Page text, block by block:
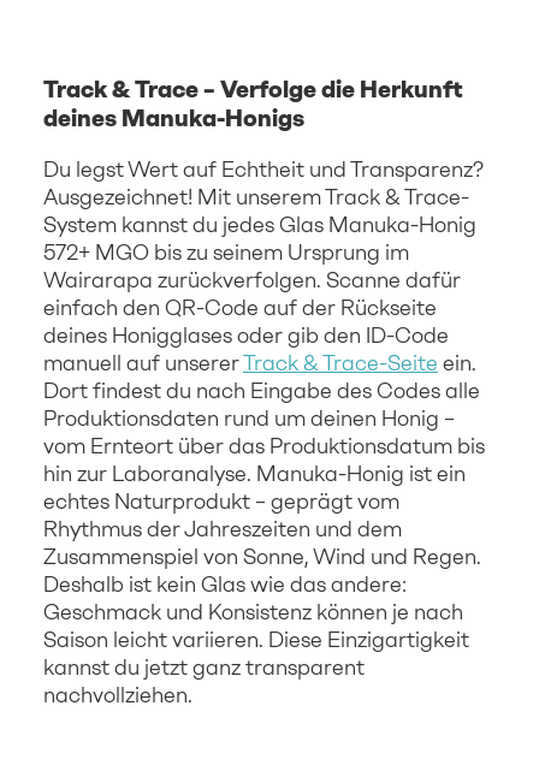
Track & Trace – Verfolge die Herkunft
deines Manuka-Honigs
Du legst Wert auf Echtheit und Transparenz?
Ausgezeichnet! Mit unserem Track & Trace-
System kannst du jedes Glas Manuka-Honig
572+ MGO bis zu seinem Ursprung im
Wairarapa zurückverfolgen. Scanne dafür
einfach den QR-Code auf der Rückseite
deines Honigglases oder gib den ID-Code
manuell auf unsererTrack & Trace-Seite ein.
Dort findest du nach Eingabe des Codes alle
Produktionsdaten rund um deinen Honig –
vom Ernteort über das Produktionsdatum bis
hin zur Laboranalyse. Manuka-Honig ist ein
echtes Naturprodukt – geprägt vom
Rhythmus der Jahreszeiten und dem
Zusammenspiel von Sonne, Wind und Regen.
Deshalb ist kein Glas wie das andere:
Geschmack und Konsistenz können je nach
Saison leicht variieren. Diese Einzigartigkeit
kannst du jetzt ganz transparent
nachvollziehen.